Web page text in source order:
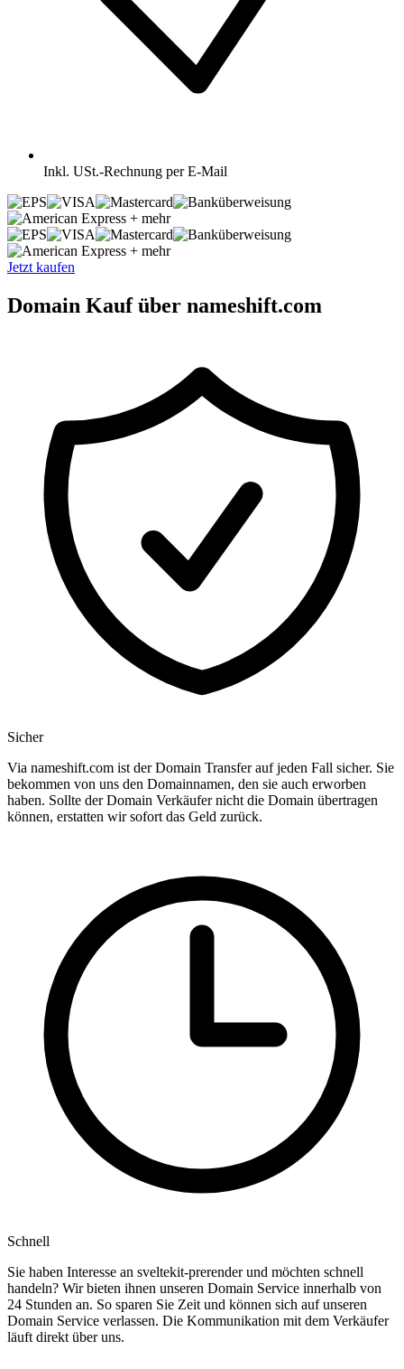
Inkl. USt.-Rechnung per E-Mail
+ mehr
+ mehr
Jetzt kaufen
Domain Kauf über nameshift.com
Sicher
Via nameshift.com ist der Domain Transfer auf jeden Fall sicher. Sie
bekommen von uns den Domainnamen, den sie auch erworben
haben. Sollte der Domain Verkäufer nicht die Domain übertragen
können, erstatten wir sofort das Geld zurück.
Schnell
Sie haben Interesse an sveltekit-prerender und möchten schnell
handeln? Wir bieten ihnen unseren Domain Service innerhalb von
24 Stunden an. So sparen Sie Zeit und können sich auf unseren
Domain Service verlassen. Die Kommunikation mit dem Verkäufer
läuft direkt über uns.